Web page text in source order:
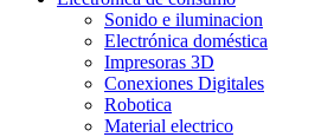
Sonido e iluminacion
Electrónica doméstica
Impresoras 3D
Conexiones Digitales
Robotica
Material electrico